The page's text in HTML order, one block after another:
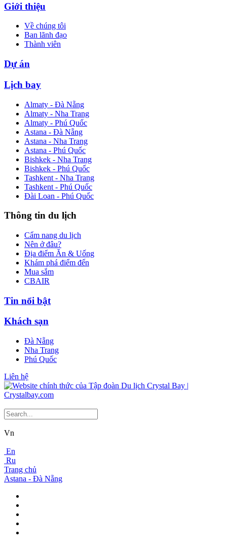
Giới thiệu
Về chúng tôi
Ban lãnh đạo
Thành viên
Dự án
Lịch bay
Almaty - Đà Nẵng
Almaty - Nha Trang
Almaty - Phú Quốc
Astana - Đà Nẵng
Astana - Nha Trang
Astana - Phú Quốc
Bishkek - Nha Trang
Bishkek - Phú Quốc
Tashkent - Nha Trang
Tashkent - Phú Quốc
Đài Loan - Phú Quốc
Thông tin du lịch
Cẩm nang du lịch
Nên ở đâu?
Địa điểm Ăn & Uống
Khám phá điểm đến
Mua sắm
CBAIR
Tin nổi bật
Khách sạn
Đà Nẵng
Nha Trang
Phú Quốc
Liên hệ
Vn
En
Ru
Trang chủ
Astana - Đà Nẵng